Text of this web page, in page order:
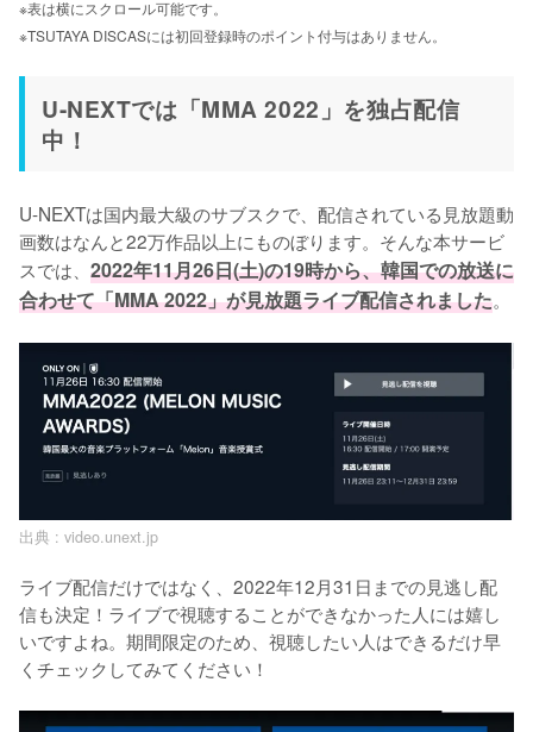
※表は横にスクロール可能です。
※TSUTAYA DISCASには初回登録時のポイント付与はありません。
U-NEXTでは「MMA 2022」を独占配信
中！
U-NEXTは国内最大級のサブスクで、配信されている見放題動
画数はなんと22万作品以上にものぼります。そんな本サービ
スでは、 2022年11月26日(土)の19時から、韓国での放送に
合わせて「MMA 2022」が見放題ライブ配信されました。
出典 : video.unext.jp
ライブ配信だけではなく、2022年12月31日までの見逃し配
信も決定！ライブで視聴することができなかった人には嬉し
いですよね。期間限定のため、視聴したい人はできるだけ早
くチェックしてみてください！